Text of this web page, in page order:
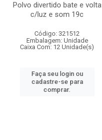
Polvo divertido bate e volta
c/luz e som 19c
Código: 321512
Embalagem: Unidade
Caixa Com: 12 Unidade(s)
Faça seu login ou
cadastre-se para
comprar.